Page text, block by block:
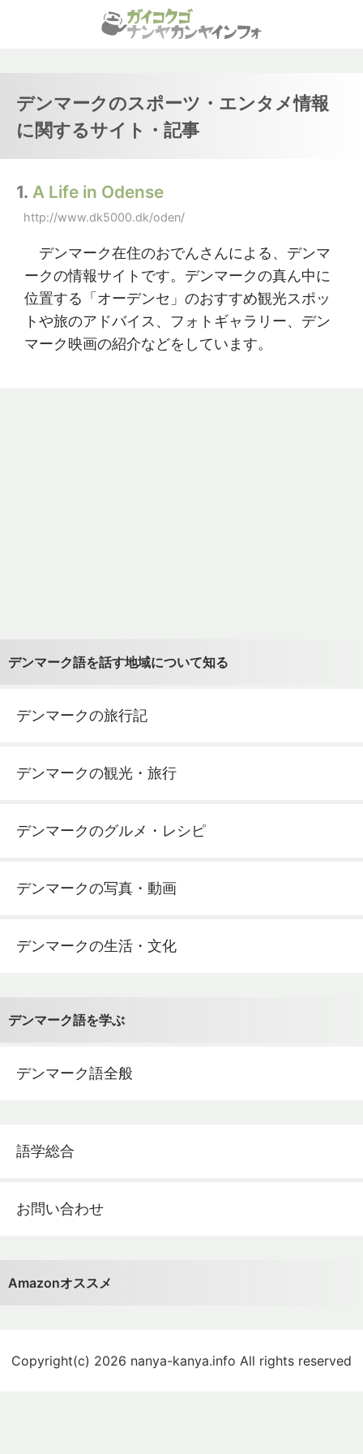
デンマークのスポーツ・エンタメ情報
に関するサイト・記事
1. A Life in Odense
http://www.dk5000.dk/oden/
デンマーク在住のおでんさんによる、デンマ
ークの情報サイトです。デンマークの真ん中に
位置する「オーデンセ」のおすすめ観光スポッ
トや旅のアドバイス、フォトギャラリー、デン
マーク映画の紹介などをしています。
デンマーク語を話す地域について知る
デンマークの旅行記
デンマークの観光・旅行
デンマークのグルメ・レシピ
デンマークの写真・動画
デンマークの生活・文化
デンマーク語を学ぶ
デンマーク語全般
語学総合
お問い合わせ
Amazonオススメ
Copyright(c) 2026 nanya-kanya.info All rights reserved